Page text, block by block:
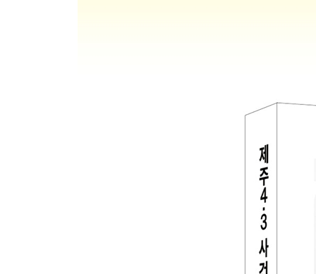
제7장남로당 제주도당의 무장투쟁 결정과 4·3사건
남로당 제주도당의 무장투쟁 결정과 준비